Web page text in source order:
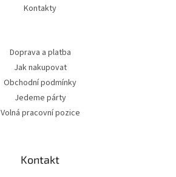
Kontakty
Doprava a platba
Jak nakupovat
Obchodní podmínky
Jedeme párty
Volná pracovní pozice
Kontakt